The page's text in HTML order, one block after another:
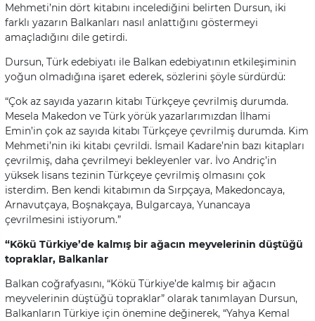
Mehmeti’nin dört kitabını incelediğini belirten Dursun, iki
farklı yazarın Balkanları nasıl anlattığını göstermeyi
amaçladığını dile getirdi.
Dursun, Türk edebiyatı ile Balkan edebiyatının etkileşiminin
yoğun olmadığına işaret ederek, sözlerini şöyle sürdürdü:
“Çok az sayıda yazarın kitabı Türkçeye çevrilmiş durumda.
Mesela Makedon ve Türk yörük yazarlarımızdan İlhami
Emin’in çok az sayıda kitabı Türkçeye çevrilmiş durumda. Kim
Mehmeti’nin iki kitabı çevrildi. İsmail Kadare’nin bazı kitapları
çevrilmiş, daha çevrilmeyi bekleyenler var. İvo Andriç’in
yüksek lisans tezinin Türkçeye çevrilmiş olmasını çok
isterdim. Ben kendi kitabımın da Sırpçaya, Makedoncaya,
Arnavutçaya, Boşnakçaya, Bulgarcaya, Yunancaya
çevrilmesini istiyorum.”
“Kökü Türkiye’de kalmış bir ağacın meyvelerinin düştüğü
topraklar, Balkanlar
Balkan coğrafyasını, “Kökü Türkiye’de kalmış bir ağacın
meyvelerinin düştüğü topraklar” olarak tanımlayan Dursun,
Balkanların Türkiye için önemine değinerek, “Yahya Kemal